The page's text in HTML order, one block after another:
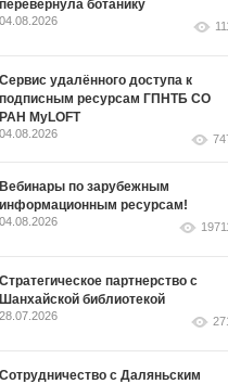
перевернула ботанику
04.08.2026
Сервис удалённого доступа к
подписным ресурсам ГПНТБ СО
РАН MyLOFT
04.08.2026
Вебинары по зарубежным
информационным ресурсам!
04.08.2026
Стратегическое партнерство с
Шанхайской библиотекой
28.07.2026
Сотрудничество с Даляньским